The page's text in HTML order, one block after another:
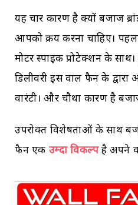
यह चार कारण है क्यों बजाज
आपको क्रय करना चाहिए।
मोटर स्पाइक प्रोटेक्शन के
डिलीवरी इस वाल फैन के
वारंटी। और चौथा कारण है बजाज
उपरोक्त विशेषताओं के साथ
फैन एक उम्दा विकल्पहै अपने